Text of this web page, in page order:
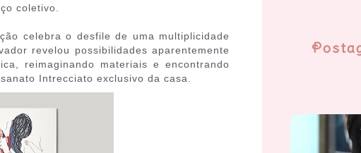
coletivo.
celebra o desfile de uma multiplicidade
revelou possibilidades aparentemente
reimaginando materiais e encontrando
Intrecciato exclusivo da casa.